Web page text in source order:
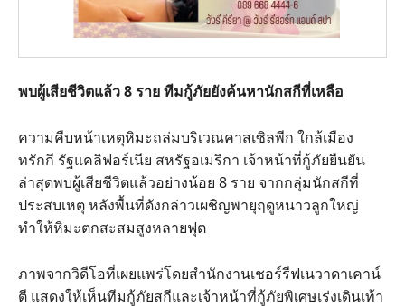
พบผู้เสียชีวิตแล้ว 8 ราย ทีมกู้ภัยยังค้นหานักสกีที่เหลือ
ความคืบหน้าเหตุหิมะถล่มบริเวณคาสเซิลพีก ใกล้เมือง
ทรักกี รัฐแคลิฟอร์เนีย สหรัฐอเมริกา เจ้าหน้าที่กู้ภัยยืนยัน
ล่าสุดพบผู้เสียชีวิตแล้วอย่างน้อย 8 ราย จากกลุ่มนักสกีที่
ประสบเหตุ หลังพื้นที่ดังกล่าวเผชิญพายุฤดูหนาวลูกใหญ่
ทำให้หิมะตกสะสมสูงหลายฟุต
ภาพจากวิดีโอที่เผยแพร่โดยสำนักงานเชอร์รีฟเนวาดาเคาน์
ตี แสดงให้เห็นทีมกู้ภัยสกีและเจ้าหน้าที่กู้ภัยพิเศษเร่งเดินเท้า